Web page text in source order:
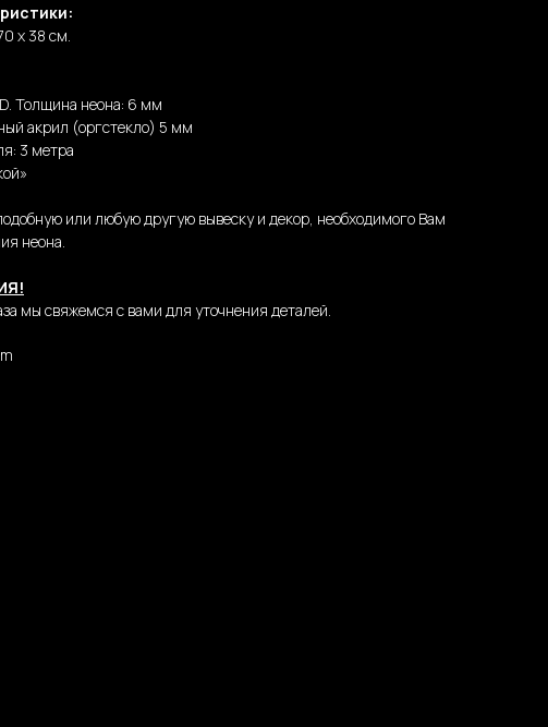
х 38 см.
Толщина неона: 6 мм
акрил (оргстекло) 5 мм
3 метра
или любую другую вывеску и декор, необходимого Вам
неона.
мы свяжемся с вами для уточнения деталей.